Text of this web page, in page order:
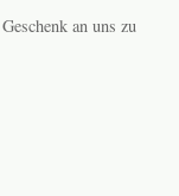
an uns zu